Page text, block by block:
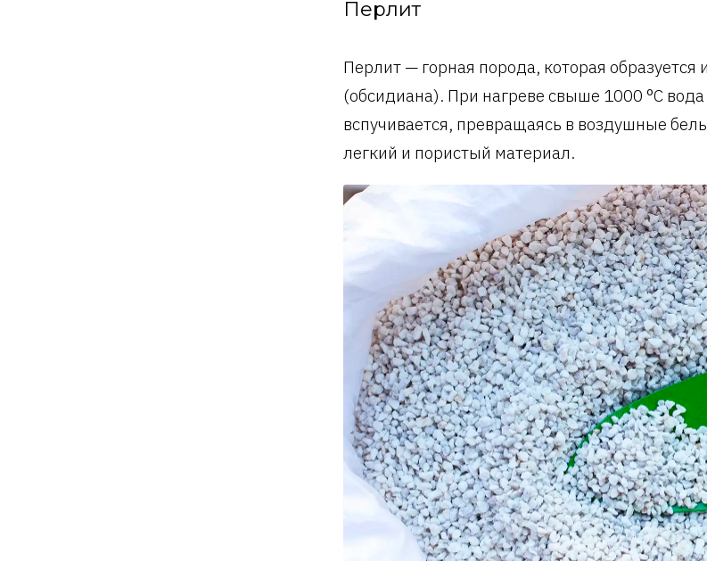
Перлит
Перлит — горная порода, которая образуется
(обсидиана). При нагреве свыше 1000 °C
вспучивается, превращаясь в воздушные
легкий и пористый материал.